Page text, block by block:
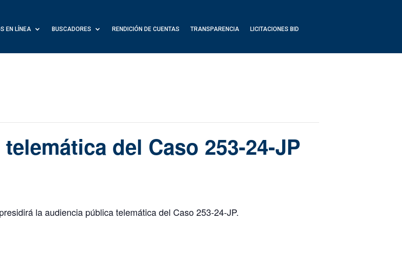
EN LÍNEA BUSCADORES RENDICIÓN DE CUENTAS TRANSPARENCIA LICITACIONES BID
del Caso 253-24-JP
la audiencia pública telemática del Caso 253-24-JP.